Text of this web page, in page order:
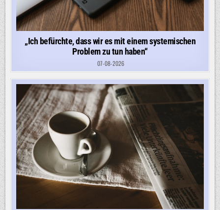
„Ich befürchte, dass wir es mit einem systemischen
Problem zu tun haben“
07-08-2026